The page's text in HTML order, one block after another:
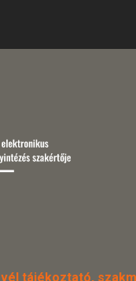
tájékoztató,